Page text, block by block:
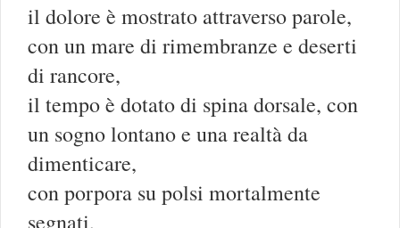
il dolore è mostrato attraverso parole,
con un mare di rimembranze e deserti
di rancore,
il tempo è dotato di spina dorsale, con
un sogno lontano e una realtà da
dimenticare,
con porpora su polsi mortalmente
segnati,